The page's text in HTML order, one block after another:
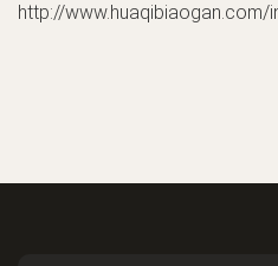
http://www.huaqibiaogan.com/